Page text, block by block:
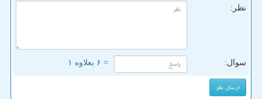
نظر:
سوال: = ۶ بعلاوه ۱